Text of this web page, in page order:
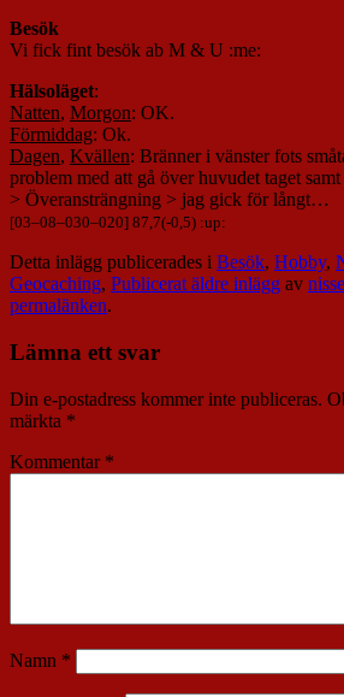
Besök
Vi fick fint besök ab M & U :me:
Hälsoläget:
Natten, Morgon: OK.
Förmiddag: Ok.
Dagen, Kvällen: Bränner i vänster fots
problem med att gå över huvudet taget
> Överansträngning > jag gick för långt…
[03–08–030–020] 87,7(-0,5) :up:
Detta inlägg publicerades i Besök, Hobby,
Geocaching, Publicerat äldre inlägg av nisse
permalänken.
Lämna ett svar
Din e-postadress kommer inte publiceras.
märkta *
Kommentar *
Namn *